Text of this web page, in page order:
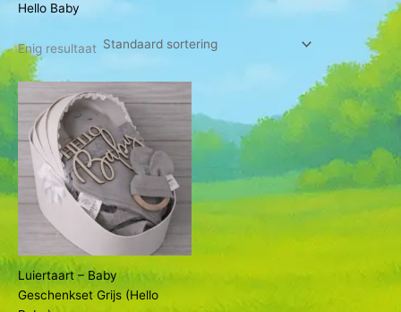
Hello Baby
Enig resultaat
Luiertaart – Baby
Geschenkset Grijs (Hello